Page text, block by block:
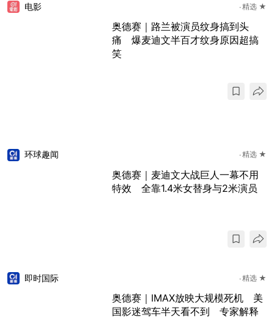
电影 精选 ★
奥德赛｜路兰被演员纹身搞到头
痛 爆麦迪文半百才纹身原因超搞
笑
环球趣闻 精选 ★
奥德赛｜麦迪文大战巨人一幕不用
特效 全靠1.4米女替身与2米演员
即时国际 精选 ★
奥德赛｜IMAX放映大规模死机 美
国影迷驾车半天看不到 专家解释